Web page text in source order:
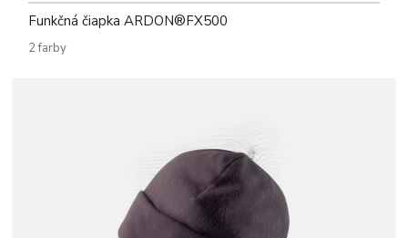
Funkčná čiapka ARDON®FX500
2 farby